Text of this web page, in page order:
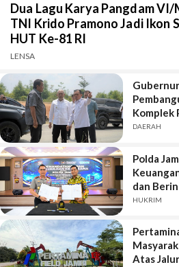
Dua Lagu Karya Pangdam
TNI Krido Pramono Jadi Ikon
HUT Ke-81 RI
LENSA
Komplek
Green
DAERAH
Polda
dan
HUKRIM
Atas